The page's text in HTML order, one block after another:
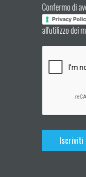
Confermo di
Privacy
all'utilizzo dei